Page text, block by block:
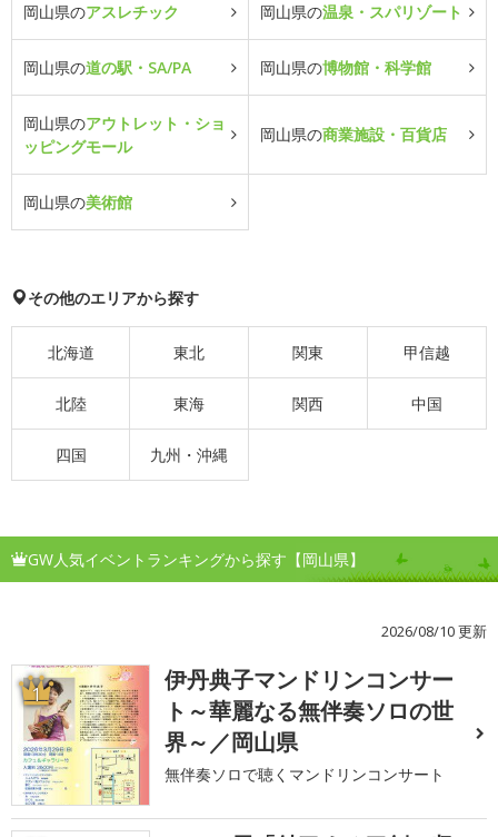
岡山県のアスレチック 岡山県の温泉・スパリゾート
岡山県の道の駅・SA/PA 岡山県の博物館・科学館
岡山県のアウトレット・ショ
ッピングモール
岡山県の商業施設・百貨店
岡山県の美術館
その他のエリアから探す
北海道 東北 関東 甲信越
北陸 東海 関西 中国
四国 九州・沖縄
GW人気イベントランキングから探す【岡山県】
2026/08/10 更新
1
伊丹典子マンドリンコンサー
ト～華麗なる無伴奏ソロの世
界～／岡山県
無伴奏ソロで聴くマンドリンコンサート